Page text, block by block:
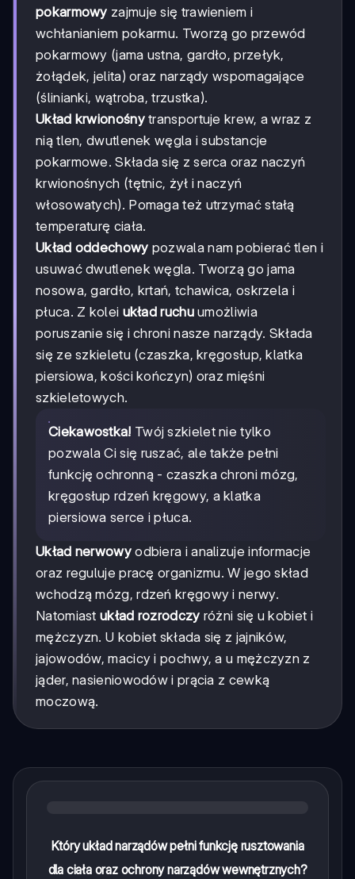
pokarmowy zajmuje się trawieniem i
wchłanianiem pokarmu. Tworzą go przewód
pokarmowy (jama ustna, gardło, przełyk,
żołądek, jelita) oraz narządy wspomagające
(ślinianki, wątroba, trzustka).
Układ krwionośnytransportuje krew, a wraz z
nią tlen, dwutlenek węgla i substancje
pokarmowe. Składa się z serca oraz naczyń
krwionośnych (tętnic, żył i naczyń
włosowatych). Pomaga też utrzymać stałą
temperaturę ciała.
Układ oddechowy pozwala nam pobierać tlen i
usuwać dwutlenek węgla. Tworzą go jama
nosowa, gardło, krtań, tchawica, oskrzela i
płuca. Z kolei układ ruchuumożliwia
poruszanie się i chroni nasze narządy. Składa
się ze szkieletu (czaszka, kręgosłup, klatka
piersiowa, kości kończyn) oraz mięśni
szkieletowych.
Ciekawostka! Twój szkielet nie tylko
pozwala Ci się ruszać, ale także pełni
funkcję ochronną - czaszka chroni mózg,
kręgosłup rdzeń kręgowy, a klatka
piersiowa serce i płuca.
Układ nerwowyodbiera i analizuje informacje
oraz reguluje pracę organizmu. W jego skład
wchodzą mózg, rdzeń kręgowy i nerwy.
Natomiastukład rozrodczy różni się u kobiet i
mężczyzn. U kobiet składa się z jajników,
jajowodów, macicy i pochwy, a u mężczyzn z
jąder, nasieniowodów i prącia z cewką
moczową.
Który układ narządów pełni funkcję rusztowania
dla ciała oraz ochrony narządów wewnętrznych?